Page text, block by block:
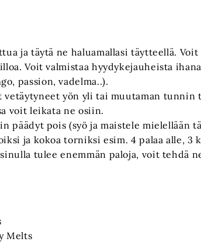
ja täytä ne haluamallasi täytteellä.
Voit valmistaa hyydykejauheista
passion, vadelma..).
vetäytyneet yön yli tai muutaman tunnin
voit leikata ne osiin.
päädyt pois (syö ja maistele mielellään
ja kokoa torniksi esim. 4 palaa alle, 3
tulee enemmän paloja, voit tehdä
Melts